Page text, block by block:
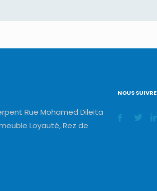
Rue Mohamed Dileita
Loyauté, Rez de
NOUS SUIVRE